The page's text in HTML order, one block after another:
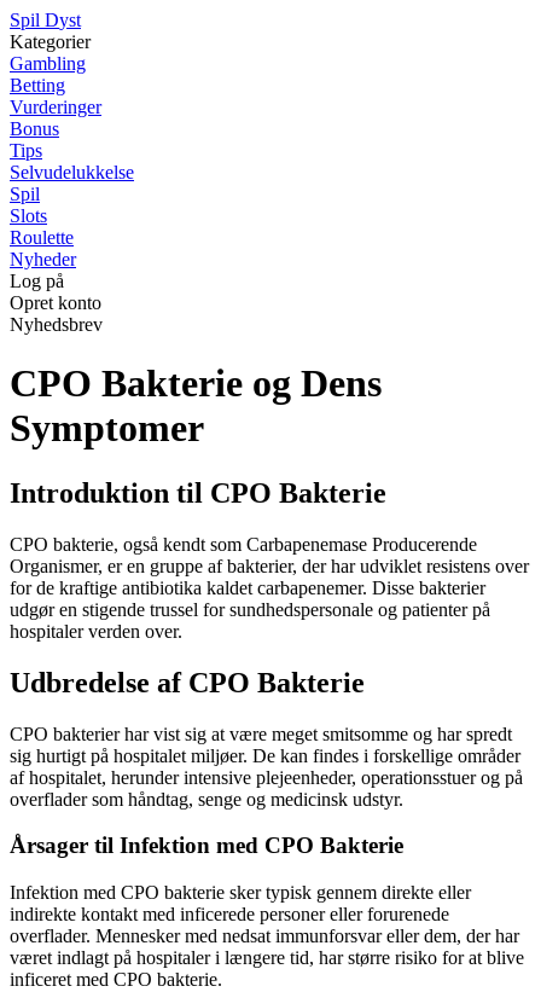
Spil Dyst
Kategorier
Gambling
Betting
Vurderinger
Bonus
Tips
Selvudelukkelse
Spil
Slots
Roulette
Nyheder
Log på
Opret konto
Nyhedsbrev
CPO Bakterie og Dens
Symptomer
Introduktion til CPO Bakterie
CPO bakterie, også kendt som Carbapenemase Producerende
Organismer, er en gruppe af bakterier, der har udviklet resistens over
for de kraftige antibiotika kaldet carbapenemer. Disse bakterier
udgør en stigende trussel for sundhedspersonale og patienter på
hospitaler verden over.
Udbredelse af CPO Bakterie
CPO bakterier har vist sig at være meget smitsomme og har spredt
sig hurtigt på hospitalet miljøer. De kan findes i forskellige områder
af hospitalet, herunder intensive plejeenheder, operationsstuer og på
overflader som håndtag, senge og medicinsk udstyr.
Årsager til Infektion med CPO Bakterie
Infektion med CPO bakterie sker typisk gennem direkte eller
indirekte kontakt med inficerede personer eller forurenede
overflader. Mennesker med nedsat immunforsvar eller dem, der har
været indlagt på hospitaler i længere tid, har større risiko for at blive
inficeret med CPO bakterie.